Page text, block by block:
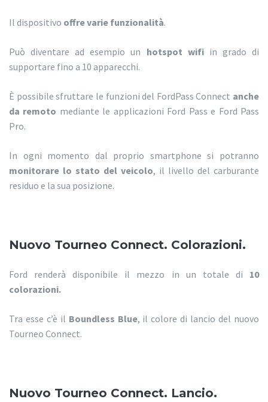
Il dispositivo offre varie funzionalità.
Può diventare ad esempio un hotspot wifiin grado di
supportare fino a 10 apparecchi.
È possibile sfruttare le funzioni del FordPass Connect anche
da remoto mediante le applicazioni Ford Pass e Ford Pass
Pro.
In ogni momento dal proprio smartphone si potranno
monitorare lo stato del veicolo, il livello del carburante
residuo e la sua posizione.
Nuovo Tourneo Connect. Colorazioni.
Ford renderà disponibile il mezzo in un totale di 10
colorazioni.
Tra esse c’è il Boundless Blue, il colore di lancio del nuovo
Tourneo Connect.
Nuovo Tourneo Connect. Lancio.